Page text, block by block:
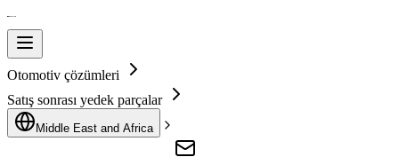
Otomotiv çözümleri
Satış sonrası yedek parçalar
Middle East and Africa